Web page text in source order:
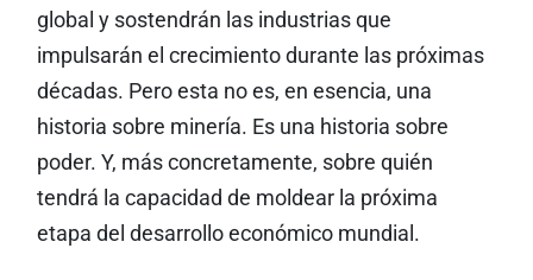
global y sostendrán las industrias que
impulsarán el crecimiento durante las próximas
décadas. Pero esta no es, en esencia, una
historia sobre minería. Es una historia sobre
poder. Y, más concretamente, sobre quién
tendrá la capacidad de moldear la próxima
etapa del desarrollo económico mundial.